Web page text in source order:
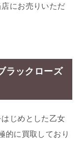
にお売りいただ
ラックローズ
じめとした乙女
的に買取しており